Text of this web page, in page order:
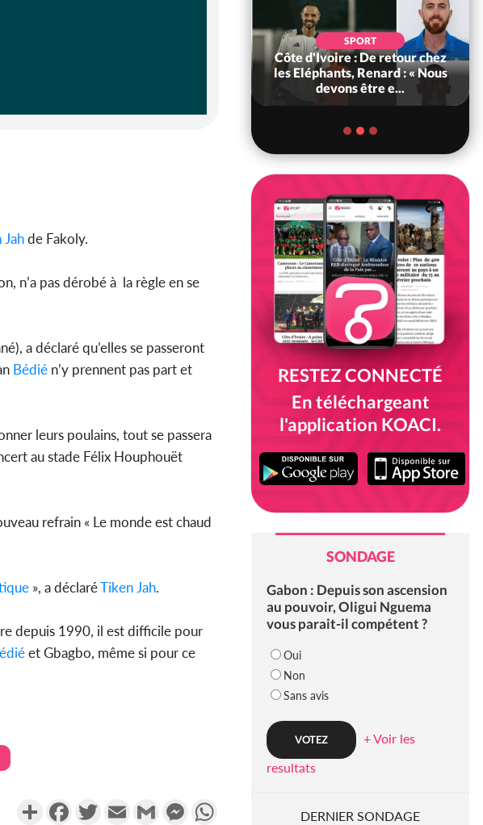
Jahde Fakoly.
n’a pas dérobé à la règle en se
a déclaré qu’elles se passeront
Bédié n’y prennent pas part et
leurs poulains, tout se passera
au stade Félix Houphouët
refrain « Le monde est chaud
», a déclaréTiken Jah.
depuis 1990, il est difficile pour
et Gbagbo, même si pour ce
PartagerFacebookTwitterEmail Gmail Messenger
SPORT
Côte d'Ivoire : De retour chez
les Eléphants, Renard : « Nous
devons être e...
RESTEZ CONNECTÉ
En téléchargeant
l'application KOACI.
SONDAGE
Gabon : Depuis son ascension
au pouvoir, Oligui Nguema
vous parait-il compétent ?
Oui
Non
Sans avis
+ Voir les
resultats
DERNIER SONDAGE